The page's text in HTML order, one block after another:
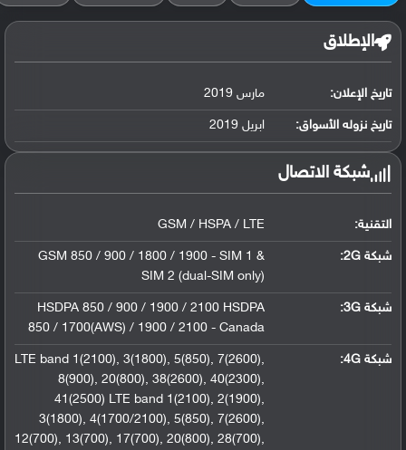
الإطلاق
تاريخ الإعلان: مارس 2019
تاريخ نزوله الأسواق: ابريل 2019
شبكة الاتصال
التقنية: GSM / HSPA / LTE
شبكة 2G:
GSM 850 / 900 / 1800 / 1900 - SIM 1 &
SIM 2 (dual-SIM only)
شبكة 3G :
HSDPA 850 / 900 / 1900 / 2100 HSDPA
850 / 1700(AWS) / 1900 / 2100 - Canada
شبكة 4G :
LTE band 1(2100), 3(1800), 5(850), 7(2600),
8(900), 20(800), 38(2600), 40(2300),
41(2500) LTE band 1(2100), 2(1900),
3(1800), 4(1700/2100), 5(850), 7(2600),
12(700), 13(700), 17(700), 20(800), 28(700),